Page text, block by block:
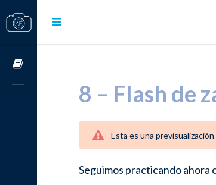
8 – Flash de
Esta es una
Seguimos practicando ahora